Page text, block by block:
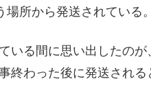
場所から発送されている。
る間に思い出したのが
終わった後に発送され